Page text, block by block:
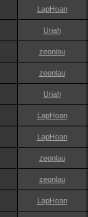
LapHoan
Uriah
zeonlau
zeonlau
Uriah
LapHoan
LapHoan
zeonlau
zeonlau
LapHoan